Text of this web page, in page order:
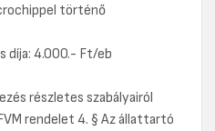
történő
díja: 4.000.- Ft/eb
részletes szabályairól
rendelet 4. § Az állattartó